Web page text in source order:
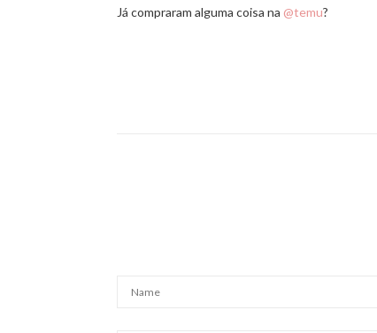
Já compraram alguma coisa na @temu?